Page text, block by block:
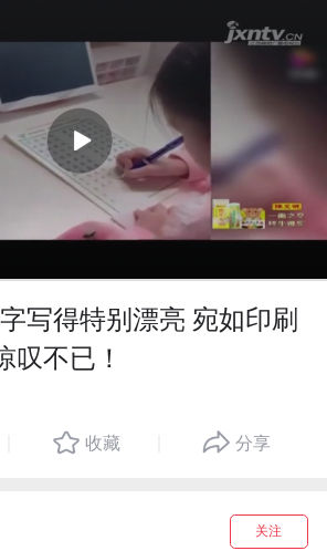
写得特别漂亮 宛如印刷
叹不已！
收藏 分享
关注